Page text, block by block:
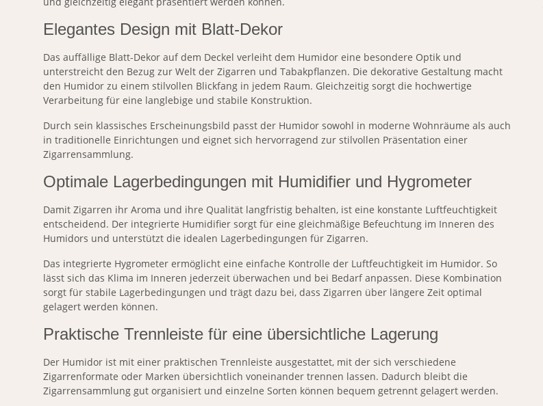
Elegantes Design mit Blatt-Dekor
Das auffällige Blatt-Dekor auf dem Deckel verleiht dem Humidor eine besondere Optik und
unterstreicht den Bezug zur Welt der Zigarren und Tabakpflanzen. Die dekorative Gestaltung macht
den Humidor zu einem stilvollen Blickfang in jedem Raum. Gleichzeitig sorgt die hochwertige
Verarbeitung für eine langlebige und stabile Konstruktion.
Durch sein klassisches Erscheinungsbild passt der Humidor sowohl in moderne Wohnräume als auch
in traditionelle Einrichtungen und eignet sich hervorragend zur stilvollen Präsentation einer
Zigarrensammlung.
Optimale Lagerbedingungen mit Humidifier und Hygrometer
Damit Zigarren ihr Aroma und ihre Qualität langfristig behalten, ist eine konstante Luftfeuchtigkeit
entscheidend. Der integrierte Humidifier sorgt für eine gleichmäßige Befeuchtung im Inneren des
Humidors und unterstützt die idealen Lagerbedingungen für Zigarren.
Das integrierte Hygrometer ermöglicht eine einfache Kontrolle der Luftfeuchtigkeit im Humidor. So
lässt sich das Klima im Inneren jederzeit überwachen und bei Bedarf anpassen. Diese Kombination
sorgt für stabile Lagerbedingungen und trägt dazu bei, dass Zigarren über längere Zeit optimal
gelagert werden können.
Praktische Trennleiste für eine übersichtliche Lagerung
Der Humidor ist mit einer praktischen Trennleiste ausgestattet, mit der sich verschiedene
Zigarrenformate oder Marken übersichtlich voneinander trennen lassen. Dadurch bleibt die
Zigarrensammlung gut organisiert und einzelne Sorten können bequem getrennt gelagert werden.